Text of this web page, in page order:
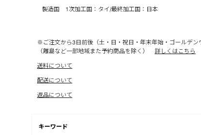
製造国 1次加工国：タイ/最終加工国：日本
※ご注文から3日前後（土・日・祝日・年末年始・ゴールデン
（離島など一部地域また予約商品を除く）
詳しくはこちら
送料について
配送について
返品について
キーワード